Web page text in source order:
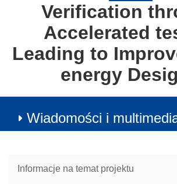
Verification
Accelerated
Leading to
energy
Wiadomości i
Informacje na temat projektu